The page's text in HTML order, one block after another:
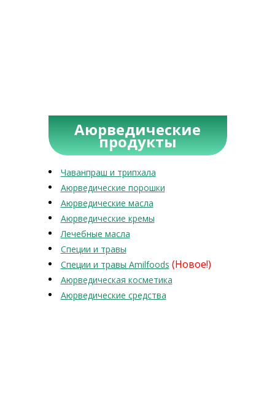
Аюрведические
продукты
Чаванпраш и трипхала
Аюрведические порошки
Аюрведические масла
Аюрведические кремы
Лечебные масла
Специи и травы
Специи и травы Amilfoods (Новое!)
Аюрведическая косметика
Аюрведические средства